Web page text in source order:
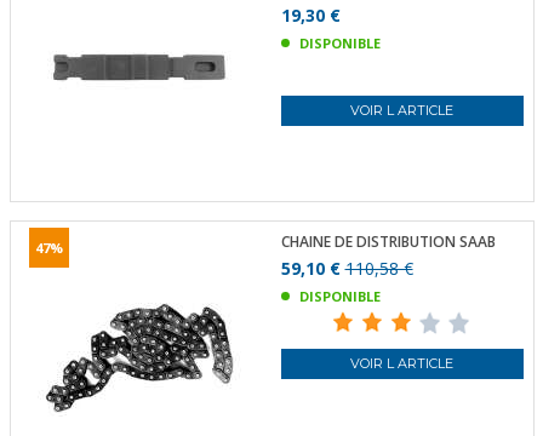
19,30 €
DISPONIBLE
VOIR L ARTICLE
47% CHAINE DE DISTRIBUTION SAAB
59,10 €110,58 €
DISPONIBLE
VOIR L ARTICLE